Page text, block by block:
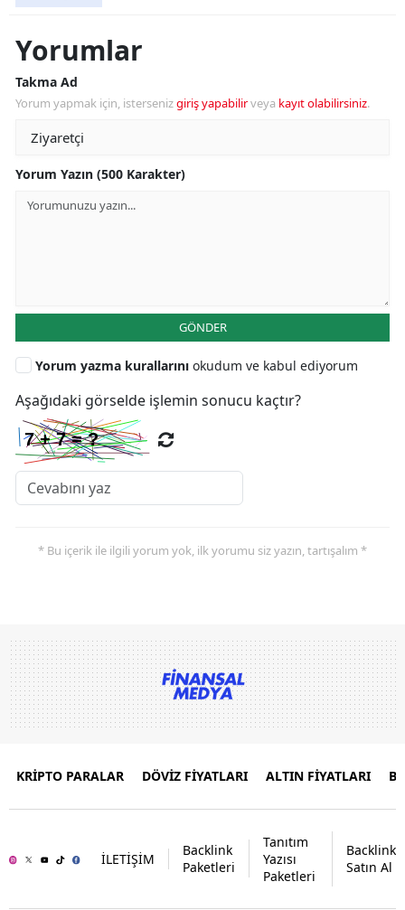
Yorumlar
Takma Ad
Yorum yapmak için, istersenizgiriş yapabilirveya kayıt olabilirsiniz.
Yorum Yazın (500 Karakter)
GÖNDER
Yorum yazma kurallarını okudum ve kabul ediyorum
Aşağıdaki görselde işlemin sonucu kaçtır?
* Bu içerik ile ilgili yorum yok, ilk yorumu siz yazın, tartışalım *
KRİPTO PARALAR DÖVİZ FİYATLARI ALTIN FİYATLARI
İLETİŞİM
Backlink
Paketleri
Tanıtım
Yazısı
Paketleri
Backlink
Satın Al